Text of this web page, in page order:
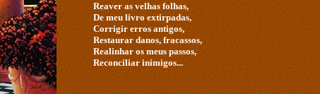
Reaver as velhas folhas,
De meu livro extirpadas,
Corrigir erros antigos,
Restaurar danos, fracassos,
Realinhar os meus passos,
Reconciliar inimigos...